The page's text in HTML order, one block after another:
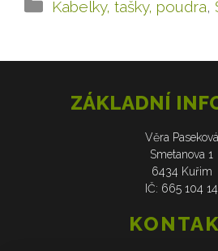
Kabelky, tašky, poudra,
ZÁKLADNÍ
Věra Paseková
Smetanova 1
6434 Kuřim
IČ: 665 104 14